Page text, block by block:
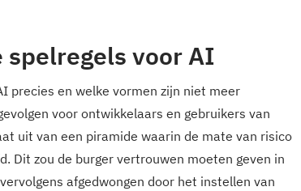
spelregels voor AI
precies en welke vormen zijn niet meer
voor ontwikkelaars en gebruikers van
uit van een piramide waarin de mate van risico
Dit zou de burger vertrouwen moeten geven in
afgedwongen door het instellen van